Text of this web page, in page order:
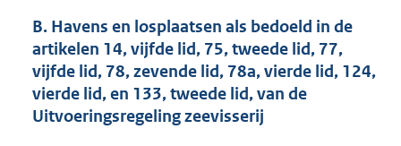
B. Havens en losplaatsen als bedoeld in de
artikelen 14, vijfde lid, 75, tweede lid, 77,
vijfde lid, 78, zevende lid, 78a, vierde lid, 124,
vierde lid, en 133, tweede lid, van de
Uitvoeringsregeling zeevisserij